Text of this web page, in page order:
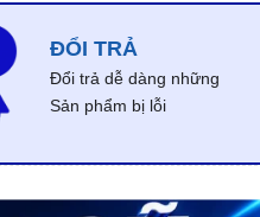
ĐỔI TRẢ
Đổi trả dễ dàng những
Sản phẩm bị lỗi